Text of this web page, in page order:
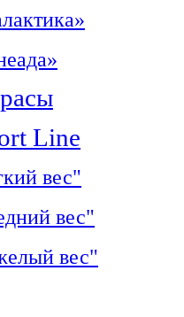
Line
вес"
вес"
вес"